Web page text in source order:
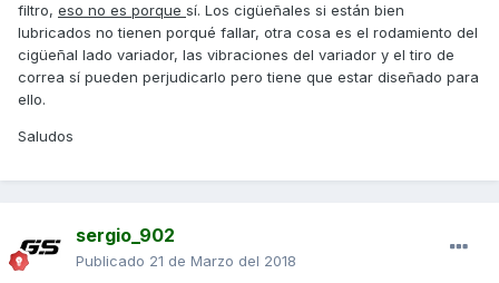
filtro, eso no es porque sí. Los cigüeñales si están bien
lubricados no tienen porqué fallar, otra cosa es el rodamiento del
cigüeñal lado variador, las vibraciones del variador y el tiro de
correa sí pueden perjudicarlo pero tiene que estar diseñado para
ello.
Saludos
sergio_902
Publicado 21 de Marzo del 2018